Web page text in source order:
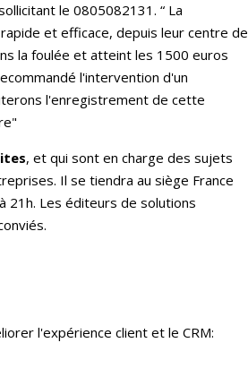
le 0805082131. “ La
et efficace, depuis leur centre de
la foulée et atteint les 1500 euros
l'intervention d'un
l'enregistrement de cette
, et qui sont en charge des sujets
Il se tiendra au siège France
21h. Les éditeurs de solutions
l'expérience client et le CRM: